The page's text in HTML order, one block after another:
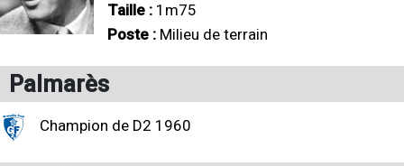
Taille : 1m75
Poste : Milieu de terrain
Palmarès
Champion de D2 1960